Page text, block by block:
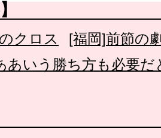
クロス
[福岡]前節の
あいう勝ち方も必要だ